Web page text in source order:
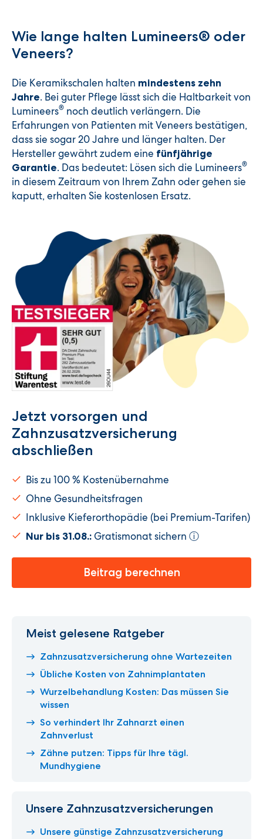
Wie lange halten Lumineers® oder
Veneers?
Die Keramikschalen halten mindestens zehn
Jahre. Bei guter Pflege lässt sich die Haltbarkeit von
Lumineers® noch deutlich verlängern. Die
Erfahrungen von Patienten mit Veneers bestätigen,
dass sie sogar 20 Jahre und länger halten. Der
Hersteller gewährt zudem eine fünfjährige
Garantie. Das bedeutet: Lösen sich die Lumineers®
in diesem Zeitraum von Ihrem Zahn oder gehen sie
kaputt, erhalten Sie kostenlosen Ersatz.
Jetzt vorsorgen und
Zahnzusatzversicherung
abschließen
Bis zu 100 % Kostenübernahme
Ohne Gesundheitsfragen
Inklusive Kieferorthopädie (bei Premium-Tarifen)
Nur bis 31.08.: Gratismonat sichern ⓘ
Beitrag berechnen
Meist gelesene Ratgeber
Zahnzusatzversicherung ohne Wartezeiten
Übliche Kosten von Zahnimplantaten
Wurzelbehandlung Kosten: Das müssen Sie
wissen
So verhindert Ihr Zahnarzt einen
Zahnverlust
Zähne putzen: Tipps für Ihre tägl.
Mundhygiene
Unsere Zahnzusatzversicherungen
Unsere günstige Zahnzusatzversicherung